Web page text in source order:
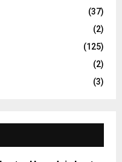
(37)
(2)
(125)
(2)
(3)